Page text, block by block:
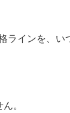
ラインを、
。